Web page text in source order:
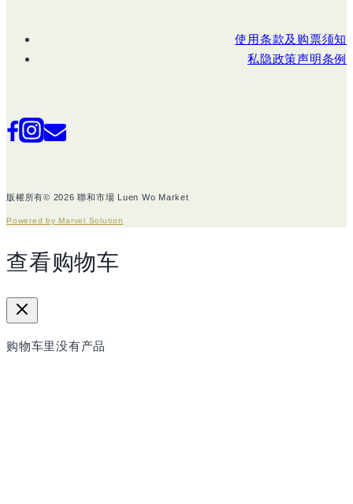
使用条款及购票须知
私隐政策声明条例
版權所有© 2026 聯和市場 Luen Wo Market
Powered by Marvel Solution
查看购物车
购物车里没有产品